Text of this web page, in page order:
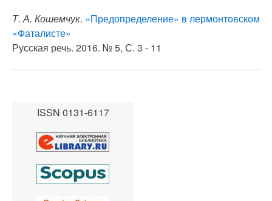
Т. А. Кошемчук. «Предопределение» в лермонтовском
«Фаталисте»
Русская речь. 2016. № 5, С. 3 - 11
ISSN 0131-6117